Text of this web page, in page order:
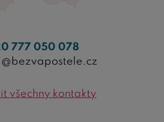
777 050 078
všechny kontakty